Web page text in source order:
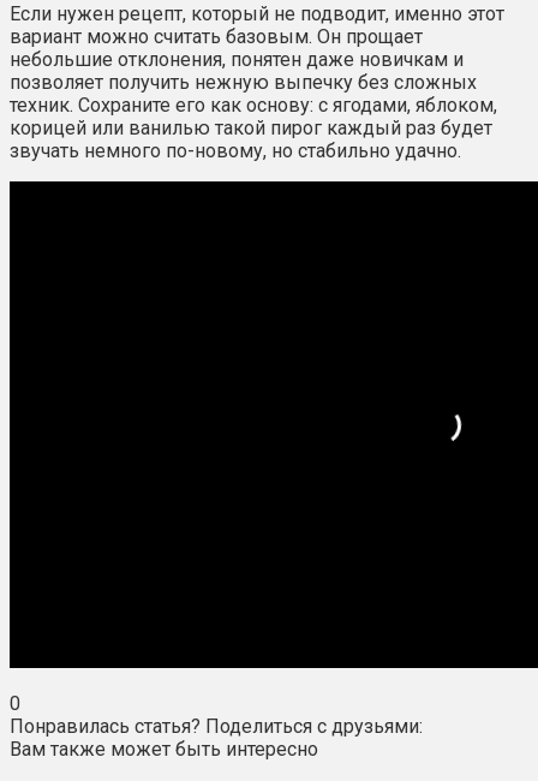
Если нужен рецепт, который не подводит, именно этот
вариант можно считать базовым. Он прощает
небольшие отклонения, понятен даже новичкам и
позволяет получить нежную выпечку без сложных
техник. Сохраните его как основу: с ягодами, яблоком,
корицей или ванилью такой пирог каждый раз будет
звучать немного по-новому, но стабильно удачно.
0
Понравилась статья? Поделиться с друзьями:
Вам также может быть интересно